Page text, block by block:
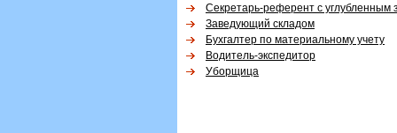
Секретарь-референт с углубленным
Заведующий складом
Бухгалтер по материальному учету
Водитель-экспедитор
Уборщица